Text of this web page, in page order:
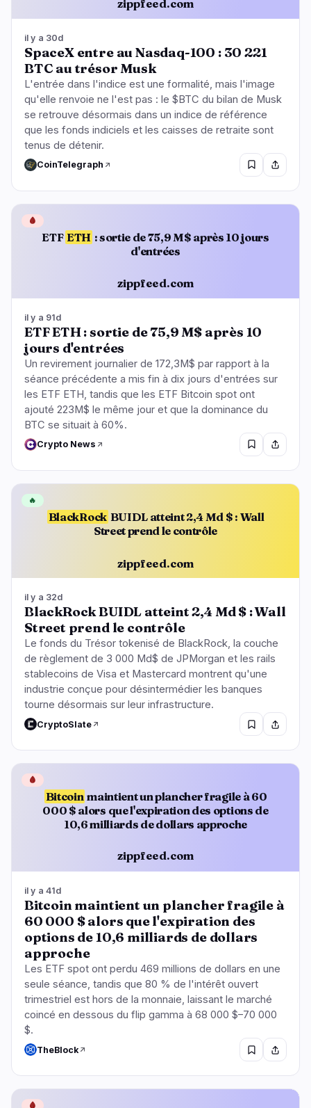
zippfeed.com
il y a 30d
SpaceX entre au Nasdaq-100 : 30 221
BTC au trésor Musk
L'entrée dans l'indice est une formalité, mais l'image
qu'elle renvoie ne l'est pas : le $BTC du bilan de Musk
se retrouve désormais dans un indice de référence
que les fonds indiciels et les caisses de retraite sont
tenus de détenir.
CoinTelegraph
ETF ETH : sortie de 75,9 M$ après 10 jours
d'entrées
zippfeed.com
🩸
il y a 91d
ETF ETH : sortie de 75,9 M$ après 10
jours d'entrées
Un revirement journalier de 172,3M$ par rapport à la
séance précédente a mis fin à dix jours d'entrées sur
les ETF ETH, tandis que les ETF Bitcoin spot ont
ajouté 223M$ le même jour et que la dominance du
BTC se situait à 60%.
Crypto News
BlackRock BUIDL atteint 2,4 Md $ : Wall
Street prend le contrôle
zippfeed.com
🔥
il y a 32d
BlackRock BUIDL atteint 2,4 Md $ : Wall
Street prend le contrôle
Le fonds du Trésor tokenisé de BlackRock, la couche
de règlement de 3 000 Md$ de JPMorgan et les rails
stablecoins de Visa et Mastercard montrent qu'une
industrie conçue pour désintermédier les banques
tourne désormais sur leur infrastructure.
CryptoSlate
Bitcoin maintient un plancher fragile à 60
000 $ alors que l'expiration des options de
10,6 milliards de dollars approche
zippfeed.com
🩸
il y a 41d
Bitcoin maintient un plancher fragile à
60 000 $ alors que l'expiration des
options de 10,6 milliards de dollars
approche
Les ETF spot ont perdu 469 millions de dollars en une
seule séance, tandis que 80 % de l'intérêt ouvert
trimestriel est hors de la monnaie, laissant le marché
coincé en dessous du flip gamma à 68 000 $–70 000
$.
TheBlock
🩸